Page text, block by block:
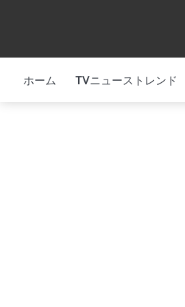
ホーム TVニューストレンド